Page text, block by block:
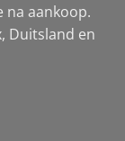
na aankoop.
Duitsland en